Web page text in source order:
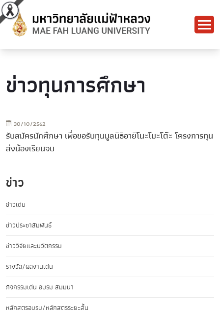
ข่าวทุนการศึกษา
30/10/2562
รับสมัครนักศึกษา เพื่อขอรับทุนมูลนิธิอายิโนะโมะโต๊ะ โครงการทุน
ส่งน้องเรียนจบ
ข่าว
ข่าวเด่น
ข่าวประชาสัมพันธ์
ข่าววิจัยและนวัตกรรม
รางวัล/ผลงานเด่น
กิจกรรมเด่น อบรม สัมมนา
หลักสูตรอบรม/หลักสูตรระยะสั้น